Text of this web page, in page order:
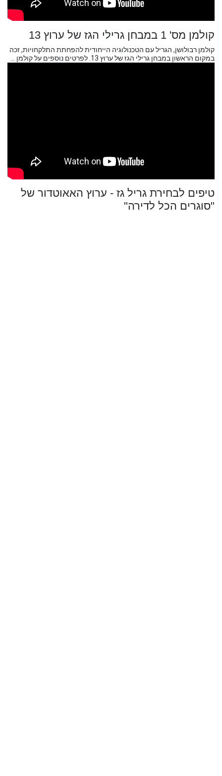
קולמן מס' 1 במבחן גרילי הגז של ערוץ 13
קולמן רבולושן, הגריל עם הטכנולוגיה הייחודית להפחתת התלקחויות, זכה
במקום הראשון במבחן גרילי הגז של ערוץ 13. לפרטים נוספים על קולמן ...
טיפים לבחירת גריל גז - ערוץ האאוטדור של
"סוגרים הכל לדירה"